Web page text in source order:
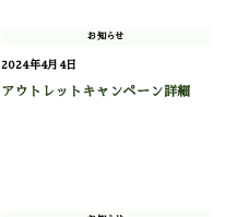
お知らせ
2024年4月4日
アウトレットキャンペーン詳細